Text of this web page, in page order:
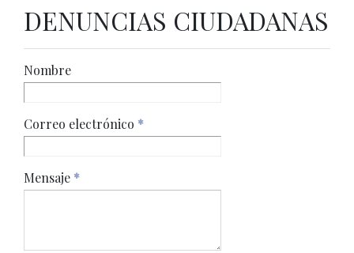
DENUNCIAS CIUDADANAS
Nombre
Correo electrónico *
Mensaje *